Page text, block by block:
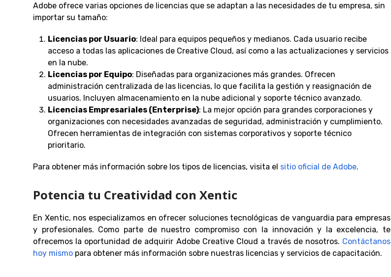
Adobe ofrece varias opciones de licencias que se adaptan a las necesidades de tu empresa, sin
importar su tamaño:
Licencias por Usuario: Ideal para equipos pequeños y medianos. Cada usuario recibe
acceso a todas las aplicaciones de Creative Cloud, así como a las actualizaciones y servicios
en la nube.
Licencias por Equipo: Diseñadas para organizaciones más grandes. Ofrecen
administración centralizada de las licencias, lo que facilita la gestión y reasignación de
usuarios. Incluyen almacenamiento en la nube adicional y soporte técnico avanzado.
Licencias Empresariales (Enterprise): La mejor opción para grandes corporaciones y
organizaciones con necesidades avanzadas de seguridad, administración y cumplimiento.
Ofrecen herramientas de integración con sistemas corporativos y soporte técnico
prioritario.
Para obtener más información sobre los tipos de licencias, visita el sitio oficial de Adobe.
Potencia tu Creatividad con Xentic
En Xentic, nos especializamos en ofrecer soluciones tecnológicas de vanguardia para empresas
y profesionales. Como parte de nuestro compromiso con la innovación y la excelencia, te
ofrecemos la oportunidad de adquirir Adobe Creative Cloud a través de nosotros. Contáctanos
hoy mismo para obtener más información sobre nuestras licencias y servicios de capacitación.